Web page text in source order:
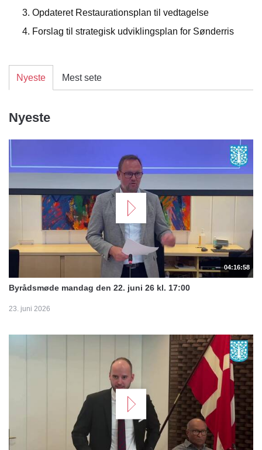
Opdateret Restaurationsplan til vedtagelse
Forslag til strategisk udviklingsplan for Sønderris
Nyeste Mest sete
Nyeste
04:16:58
Byrådsmøde mandag den 22. juni 26 kl. 17:00
23. juni 2026